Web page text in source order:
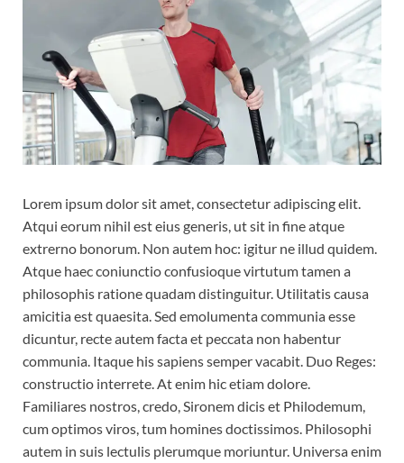
Lorem ipsum dolor sit amet, consectetur adipiscing elit.
Atqui eorum nihil est eius generis, ut sit in fine atque
extrerno bonorum. Non autem hoc: igitur ne illud quidem.
Atque haec coniunctio confusioque virtutum tamen a
philosophis ratione quadam distinguitur. Utilitatis causa
amicitia est quaesita. Sed emolumenta communia esse
dicuntur, recte autem facta et peccata non habentur
communia. Itaque his sapiens semper vacabit. Duo Reges:
constructio interrete. At enim hic etiam dolore.
Familiares nostros, credo, Sironem dicis et Philodemum,
cum optimos viros, tum homines doctissimos. Philosophi
autem in suis lectulis plerumque moriuntur. Universa enim